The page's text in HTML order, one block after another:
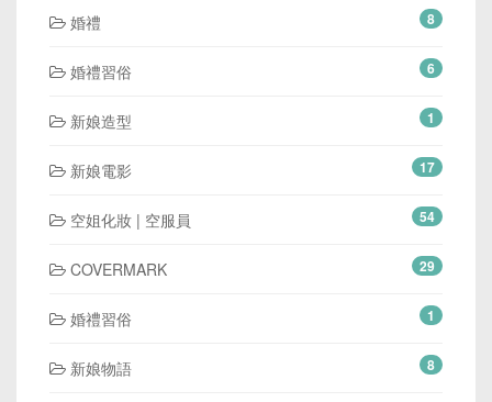
婚禮 8
婚禮習俗 6
新娘造型 1
新娘電影 17
空姐化妝 | 空服員 54
COVERMARK 29
婚禮習俗 1
新娘物語 8